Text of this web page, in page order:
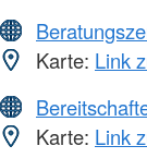
Karte: Link
Karte: Link